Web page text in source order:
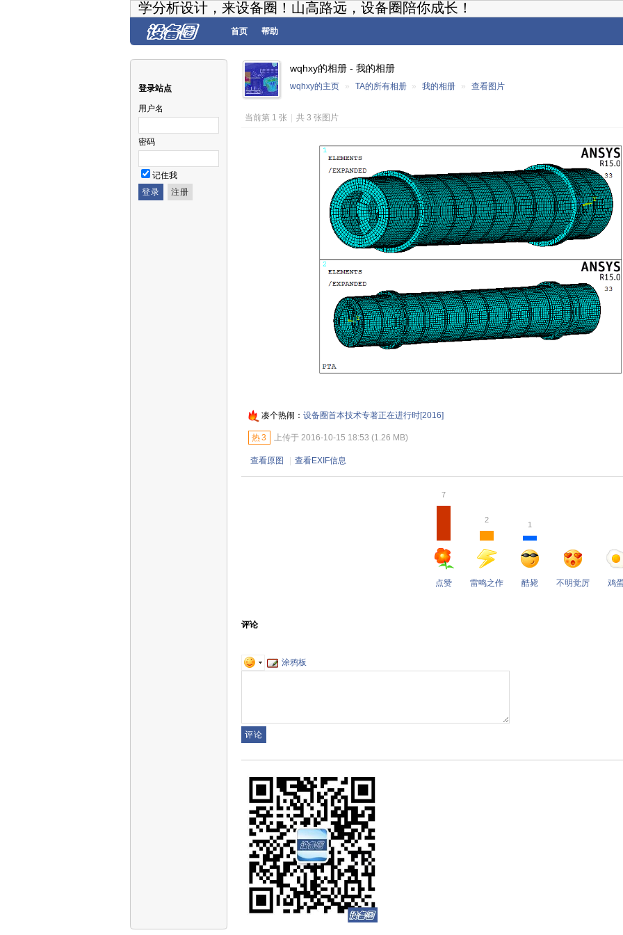
学分析设计，来设备圈！山高路远，设备圈陪你成长！
首页 帮助
登录站点
用户名
密码
记住我
wqhxy的相册 - 我的相册
wqhxy的主页 » TA的所有相册 » 我的相册 » 查看图片
当前第 1 张 共 3 张图片
凑个热闹： 设备圈首本技术专著正在进行时[2016]
热3 上传于 2016-10-15 18:53 (1.26 MB)
查看原图 查看EXIF信息
7
点赞
2
雷鸣之作
1
酷毙 不明觉厉 鸡蛋
评论
涂鸦板